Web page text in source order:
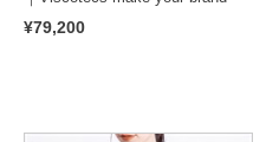
¥79,200